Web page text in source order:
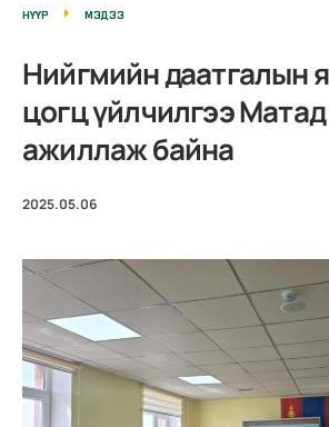
НҮҮР МЭДЭЭ
Нийгмийн даатгалын
цогц үйлчилгээ
ажиллаж байна
2025.05.06